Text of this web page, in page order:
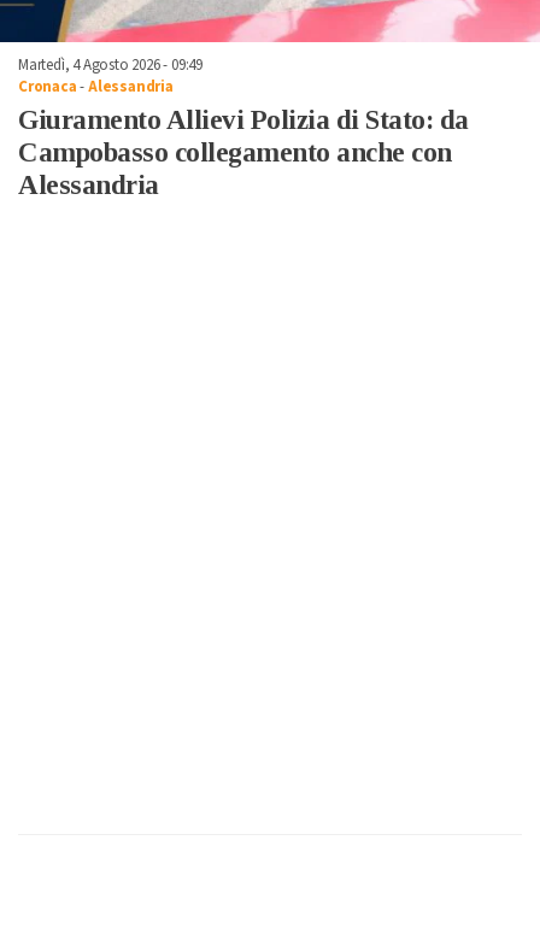
Martedì, 4 Agosto 2026 - 09:49
Cronaca-Alessandria
Giuramento Allievi Polizia di Stato: da
Campobasso collegamento anche con
Alessandria